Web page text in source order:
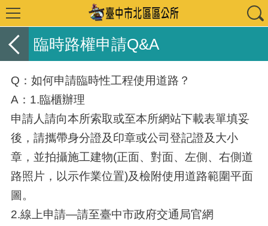
臨時路權申請Q&A
Q：如何申請臨時性工程使用道路？
A：1.臨櫃辦理
申請人請向本所索取或至本所網站下載表單填妥
後，請攜帶身分證及印章或公司登記證及大小
章，並拍攝施工建物(正面、對面、左側、右側道
路照片，以示作業位置)及檢附使用道路範圍平面
圖。
2.線上申請―請至臺中市政府交通局官網